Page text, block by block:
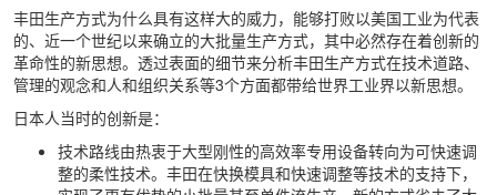
丰田生产方式为什么具有这样大的威力，能够打败以美国工业为代表
的、近一个世纪以来确立的大批量生产方式，其中必然存在着创新的
革命性的新思想。透过表面的细节来分析丰田生产方式在技术道路、
管理的观念和人和组织关系等3个方面都带给世界工业界以新思想。
日本人当时的创新是：
技术路线由热衷于大型刚性的高效率专用设备转向为可快速调
整的柔性技术。丰田在快换模具和快速调整等技术的支持下，